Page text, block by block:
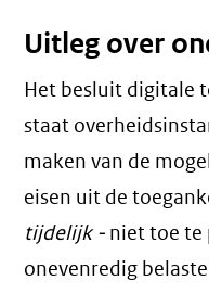
Uitleg over
Het besluit digitale
staat
maken van de
eisen uit de
tijdelijk - niet toe te
onevenredig